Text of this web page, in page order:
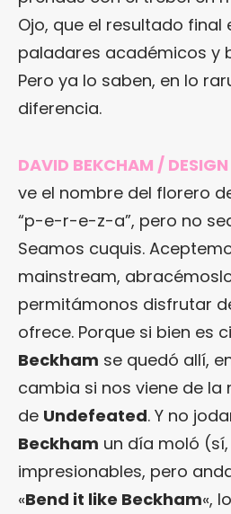
Ojo, que el resultado
paladares académicos y
Pero ya lo saben, en lo
diferencia.
DAVID BEKCHAM /
ve el nombre del florero
“p-e-r-e-z-a”, pero no
Seamos cuquis.
mainstream,
permitámonos disfrutar
ofrece. Porque si bien es
Beckham se quedó allí,
cambia si nos viene de
de Undefeated. Y no
Beckham un día moló
impresionables, pero
«Bend it like Beckham«,